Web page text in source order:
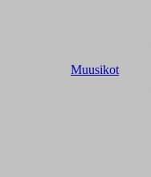
Muusikot